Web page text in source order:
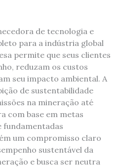
de tecnologia e
para a indústria global
permite que seus clientes
reduzam os custos
seu impacto ambiental. A
de sustentabilidade
na mineração até
com base em metas
fundamentadas
um compromisso claro
sustentável da
e busca ser neutra